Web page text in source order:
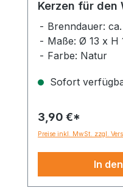
Kerzen für den
Brenndauer:
Maße: Ø 13 x H
Farbe: Natur
Sofort
3,90 €*
Preise inkl. MwSt. zzgl.
In